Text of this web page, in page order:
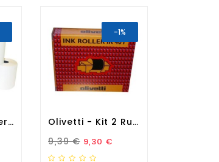
Olivetti -10 Paper Roll -...
-1%
Olivetti - Kit 2 Rulli...
Prezzo Standard
9,39 € Prezzo
9,30 €